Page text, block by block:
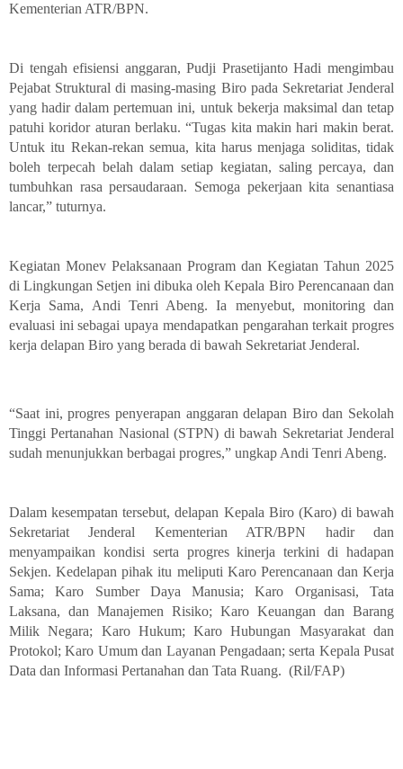
Kementerian ATR/BPN.
Di tengah efisiensi anggaran, Pudji Prasetijanto Hadi mengimbau
Pejabat Struktural di masing-masing Biro pada Sekretariat Jenderal
yang hadir dalam pertemuan ini, untuk bekerja maksimal dan tetap
patuhi koridor aturan berlaku. “Tugas kita makin hari makin berat.
Untuk itu Rekan-rekan semua, kita harus menjaga soliditas, tidak
boleh terpecah belah dalam setiap kegiatan, saling percaya, dan
tumbuhkan rasa persaudaraan. Semoga pekerjaan kita senantiasa
lancar,” tuturnya.
Kegiatan Monev Pelaksanaan Program dan Kegiatan Tahun 2025
di Lingkungan Setjen ini dibuka oleh Kepala Biro Perencanaan dan
Kerja Sama, Andi Tenri Abeng. Ia menyebut, monitoring dan
evaluasi ini sebagai upaya mendapatkan pengarahan terkait progres
kerja delapan Biro yang berada di bawah Sekretariat Jenderal.
“Saat ini, progres penyerapan anggaran delapan Biro dan Sekolah
Tinggi Pertanahan Nasional (STPN) di bawah Sekretariat Jenderal
sudah menunjukkan berbagai progres,” ungkap Andi Tenri Abeng.
Dalam kesempatan tersebut, delapan Kepala Biro (Karo) di bawah
Sekretariat Jenderal Kementerian ATR/BPN hadir dan
menyampaikan kondisi serta progres kinerja terkini di hadapan
Sekjen. Kedelapan pihak itu meliputi Karo Perencanaan dan Kerja
Sama; Karo Sumber Daya Manusia; Karo Organisasi, Tata
Laksana, dan Manajemen Risiko; Karo Keuangan dan Barang
Milik Negara; Karo Hukum; Karo Hubungan Masyarakat dan
Protokol; Karo Umum dan Layanan Pengadaan; serta Kepala Pusat
Data dan Informasi Pertanahan dan Tata Ruang. (Ril/FAP)